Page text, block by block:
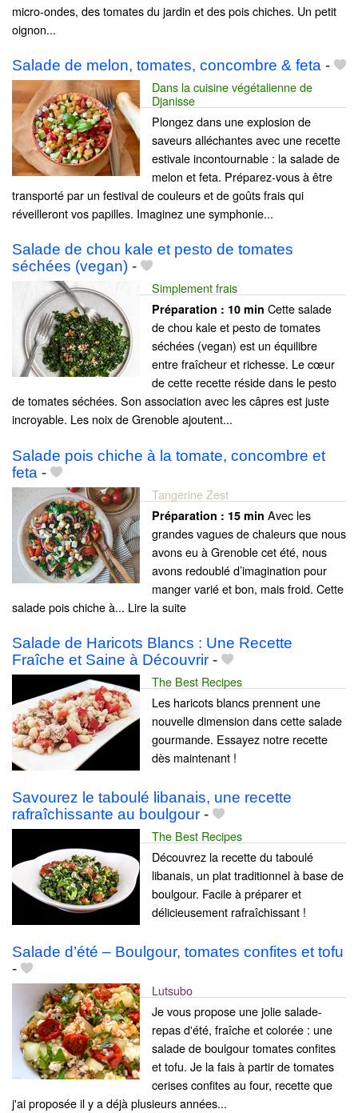
micro-ondes, des tomates du jardin et des pois chiches. Un petit
oignon...
Salade de melon, tomates, concombre & feta -
Dans la cuisine végétalienne de
Djanisse
Plongez dans une explosion de
saveurs alléchantes avec une recette
estivale incontournable : la salade de
melon et feta. Préparez-vous à être
transporté par un festival de couleurs et de goûts frais qui
réveilleront vos papilles. Imaginez une symphonie...
Salade de chou kale et pesto de tomates
séchées (vegan) -
Simplement frais
Préparation : 10 min Cette salade
de chou kale et pesto de tomates
séchées (vegan) est un équilibre
entre fraîcheur et richesse. Le cœur
de cette recette réside dans le pesto
de tomates séchées. Son association avec les câpres est juste
incroyable. Les noix de Grenoble ajoutent...
Salade pois chiche à la tomate, concombre et
feta -
Tangerine Zest
Préparation : 15 min Avec les
grandes vagues de chaleurs que nous
avons eu à Grenoble cet été, nous
avons redoublé d’imagination pour
manger varié et bon, mais froid. Cette
salade pois chiche à... Lire la suite
Salade de Haricots Blancs : Une Recette
Fraîche et Saine à Découvrir -
The Best Recipes
Les haricots blancs prennent une
nouvelle dimension dans cette salade
gourmande. Essayez notre recette
dès maintenant !
Savourez le taboulé libanais, une recette
rafraîchissante au boulgour -
The Best Recipes
Découvrez la recette du taboulé
libanais, un plat traditionnel à base de
boulgour. Facile à préparer et
délicieusement rafraîchissant !
Salade d’été – Boulgour, tomates confites et tofu
-
Lutsubo
Je vous propose une jolie salade-
repas d'été, fraîche et colorée : une
salade de boulgour tomates confites
et tofu. Je la fais à partir de tomates
cerises confites au four, recette que
j'ai proposée il y a déjà plusieurs années...